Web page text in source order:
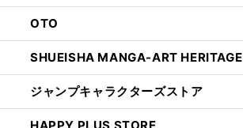
OTO
SHUEISHA MANGA-ART HERITAGE
ジャンプキャラクターズストア